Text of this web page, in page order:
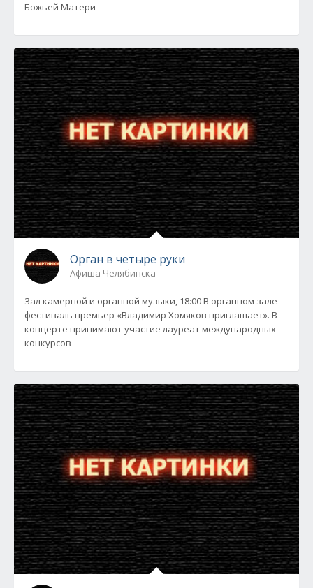
Божьей Матери
Орган в четыре руки
Афиша Челябинска
Зал камерной и органной музыки, 18:00 В органном зале –
фестиваль премьер «Владимир Хомяков приглашает». В
концерте принимают участие лауреат международных
конкурсов